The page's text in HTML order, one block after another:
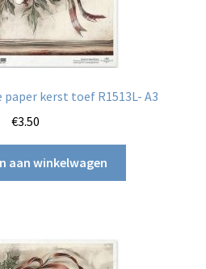
paper kerst toef R1513L- A3
€3.50
aan winkelwagen